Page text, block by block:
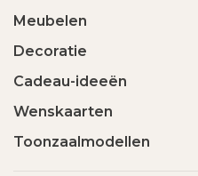
Meubelen
Decoratie
Cadeau-ideeën
Wenskaarten
Toonzaalmodellen